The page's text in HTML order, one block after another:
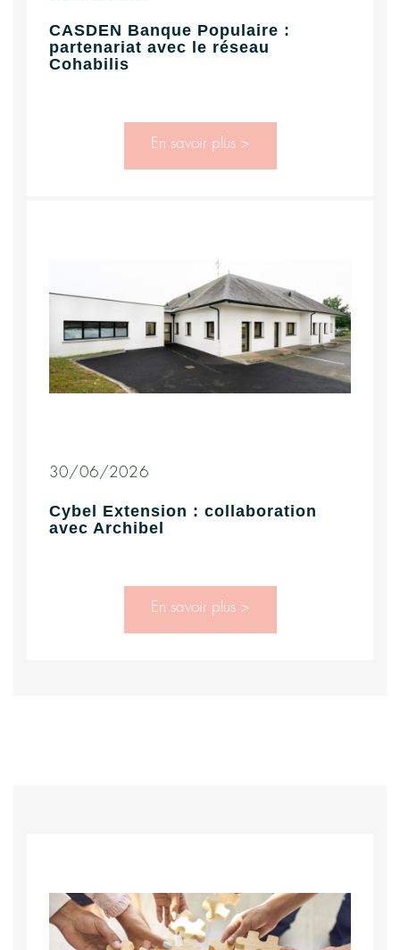
CASDEN Banque Populaire :
partenariat avec le réseau
Cohabilis
En savoir plus >
30/06/2026
Cybel Extension : collaboration
avec Archibel
En savoir plus >